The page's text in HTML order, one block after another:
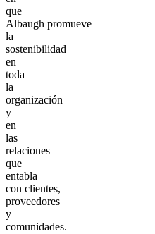
que
Albaugh promueve
la
sostenibilidad
en
toda
la
organización
y
en
las
relaciones
que
entabla
con clientes,
proveedores
y
comunidades.